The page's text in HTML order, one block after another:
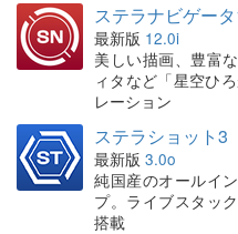
ステラナビゲー
最新版 12.0i
美しい描画、豊富
ィタなど「星空ひ
レーション
ステラショット3
最新版 3.0o
純国産のオールイ
プ。ライブスタッ
搭載